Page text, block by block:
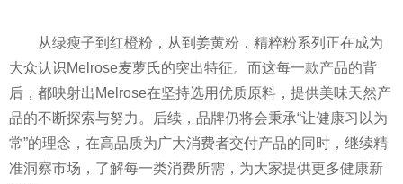
从绿瘦子到红橙粉，从到姜黄粉，精粹粉系列正在成为
大众认识Melrose麦萝氏的突出特征。而这每一款产品的背
后，都映射出Melrose在坚持选用优质原料，提供美味天然产
品的不断探索与努力。后续，品牌仍将会秉承“让健康习 以为
常”的理念，在高品质为广大消费者交付产品的同时，继续精
准洞察市场，了解每一类消费所需，为大家提供更多健康新